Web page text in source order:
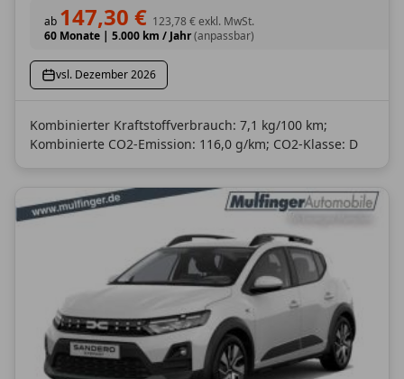
ab 147,30 € 123,78 €exkl. MwSt.
60 Monate | 5.000 km / Jahr(anpassbar)
vsl. Dezember 2026
Kombinierter Kraftstoffverbrauch: 7,1 kg/100 km;
Kombinierte CO2-Emission: 116,0 g/km; CO2-Klasse: D